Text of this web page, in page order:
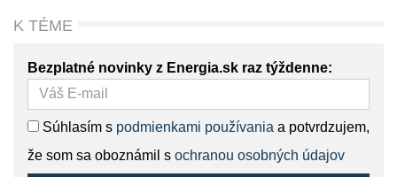
K TÉME
Bezplatné novinky z Energia.sk raz týždenne:
Súhlasím s podmienkami používania a potvrdzujem,
že som sa oboznámil s ochranou osobných údajov